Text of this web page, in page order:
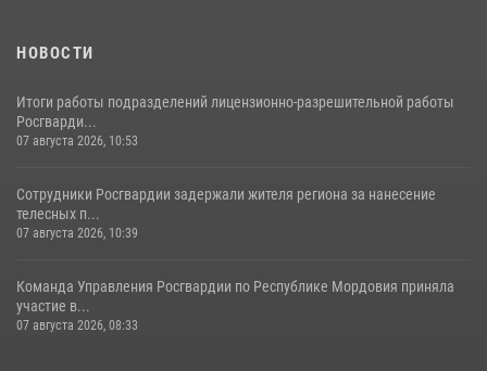
НОВОСТИ
Итоги работы подразделений лицензионно-разрешительной работы
Росгварди...
07 августа 2026, 10:53
Сотрудники Росгвардии задержали жителя региона за нанесение
телесных п...
07 августа 2026, 10:39
Команда Управления Росгвардии по Республике Мордовия приняла
участие в...
07 августа 2026, 08:33